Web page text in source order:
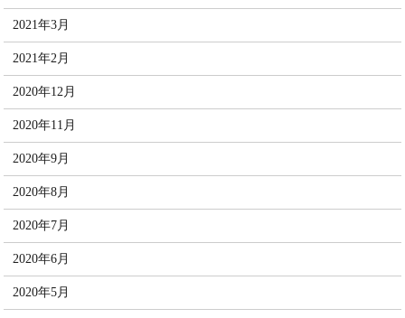
2021年3月
2021年2月
2020年12月
2020年11月
2020年9月
2020年8月
2020年7月
2020年6月
2020年5月